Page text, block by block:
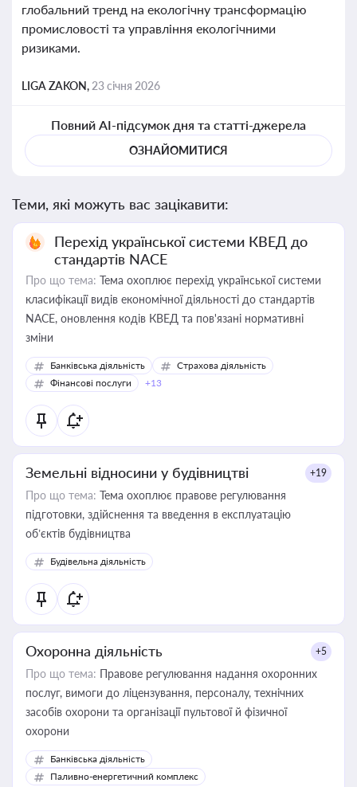
глобальний тренд на екологічну трансформацію
промисловості та управління екологічними
ризиками.
LIGA ZAKON, 23 січня 2026
Повний AI-підсумок дня та статті-джерела
ОЗНАЙОМИТИСЯ
Теми, які можуть вас зацікавити:
Перехід української системи КВЕД до
стандартів NACE
Про що тема: Тема охоплює перехід української системи
класифікації видів економічної діяльності до стандартів
NACE, оновлення кодів КВЕД та пов'язані нормативні
зміни
Банківська діяльність
Страхова діяльність
Фінансові послуги
+13
Земельні відносини у будівництві +19
Про що тема: Тема охоплює правове регулювання
підготовки, здійснення та введення в експлуатацію
об’єктів будівництва
Будівельна діяльність
Охоронна діяльність +5
Про що тема: Правове регулювання надання охоронних
послуг, вимоги до ліцензування, персоналу, технічних
засобів охорони та організації пультової й фізичної
охорони
Банківська діяльність
Паливно-енергетичний комплекс